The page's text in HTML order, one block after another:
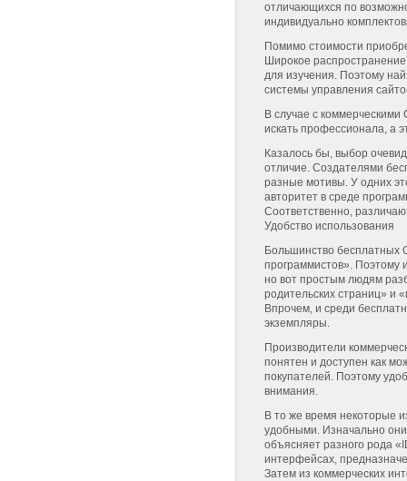
отличающихся по
индивидуально
Помимо стоимости
Широкое
для изучения. Поэтому
системы управления
В случае с
искать профессионала, а
Казалось бы, выбор
отличие. Создателями
разные мотивы. У одних
авторитет в среде
Соответственно,
Удобство использования
Большинство бесплатных
программистов». Поэтому
но вот простым людям
родительских страниц» и
Впрочем, и среди
экземпляры.
Производители
понятен и доступен как
покупателей. Поэтому
внимания.
В то же время некоторые
удобными. Изначально
объясняет разного рода
интерфейсах,
Затем из коммерческих